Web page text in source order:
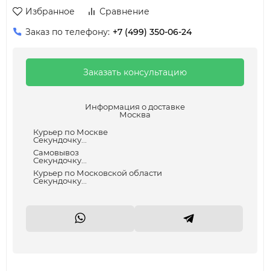
Избранное
Сравнение
Заказ по телефону: +7 (499) 350-06-24
Заказать консультацию
Информация о доставке
Москва
Курьер по Москве
Секундочку...
Самовывоз
Секундочку...
Курьер по Московской области
Секундочку...